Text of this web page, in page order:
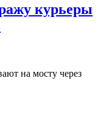
курьеры